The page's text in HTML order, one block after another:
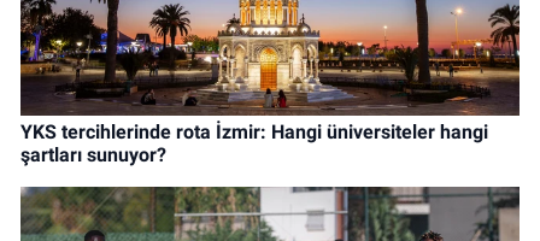
YKS tercihlerinde rota İzmir: Hangi üniversiteler hangi
şartları sunuyor?